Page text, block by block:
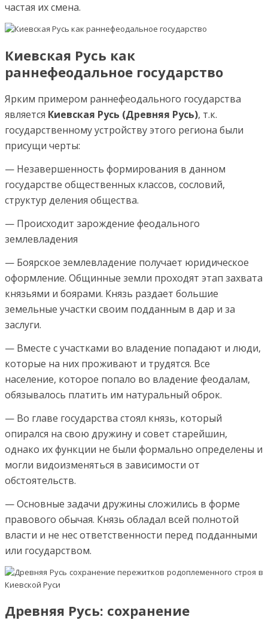
частая их смена.
Киевская Русь как
раннефеодальное государство
Ярким примером раннефеодального государства
является Киевская Русь (Древняя Русь), т.к.
государственному устройству этого региона были
присущи черты:
— Незавершенность формирования в данном
государстве общественных классов, сословий,
структур деления общества.
— Происходит зарождение феодального
землевладения
— Боярское землевладение получает юридическое
оформление. Общинные земли проходят этап захвата
князьями и боярами. Князь раздает большие
земельные участки своим подданным в дар и за
заслуги.
— Вместе с участками во владение попадают и люди,
которые на них проживают и трудятся. Все
население, которое попало во владение феодалам,
обязывалось платить им натуральный оброк.
— Во главе государства стоял князь, который
опирался на свою дружину и совет старейшин,
однако их функции не были формально определены и
могли видоизменяться в зависимости от
обстоятельств.
— Основные задачи дружины сложились в форме
правового обычая. Князь обладал всей полнотой
власти и не нес ответственности перед подданными
или государством.
Древняя Русь: сохранение